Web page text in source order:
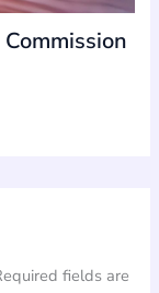
fields are